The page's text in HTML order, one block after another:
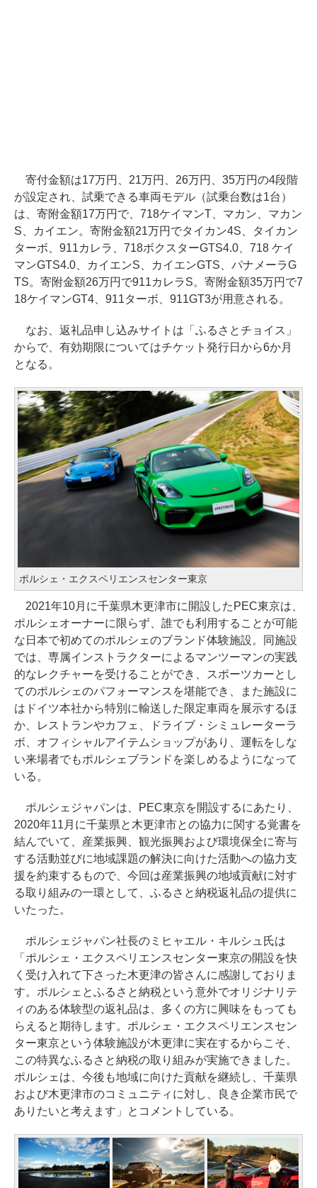
寄付金額は17万円、21万円、26万円、35万円の4段階
が設定され、試乗できる車両モデル（試乗台数は1台）
は、寄附金額17万円で、718ケイマンT、マカン、マカン
S、カイエン。寄附金額21万円でタイカン4S、タイカン
ターボ、911カレラ、718ボクスターGTS4.0、718 ケイ
マンGTS4.0、カイエンS、カイエンGTS、パナメーラG
TS。寄附金額26万円で911カレラS。寄附金額35万円で7
18ケイマンGT4、911ターボ、911GT3が用意される。
なお、返礼品申し込みサイトは「ふるさとチョイス」
からで、有効期限についてはチケット発行日から6か月
となる。
ポルシェ・エクスペリエンスセンター東京
2021年10月に千葉県木更津市に開設したPEC東京は、
ポルシェオーナーに限らず、誰でも利用することが可能
な日本で初めてのポルシェのブランド体験施設。同施設
では、専属インストラクターによるマンツーマンの実践
的なレクチャーを受けることができ、スポーツカーとし
てのポルシェのパフォーマンスを堪能でき、また施設に
はドイツ本社から特別に輸送した限定車両を展示するほ
か、レストランやカフェ、ドライブ・シミュレーターラ
ボ、オフィシャルアイテムショップがあり、運転をしな
い来場者でもポルシェブランドを楽しめるようになって
いる。
ポルシェジャパンは、PEC東京を開設するにあたり、
2020年11月に千葉県と木更津市との協力に関する覚書を
結んでいて、産業振興、観光振興および環境保全に寄与
する活動並びに地域課題の解決に向けた活動への協力支
援を約束するもので、今回は産業振興の地域貢献に対す
る取り組みの一環として、ふるさと納税返礼品の提供に
いたった。
ポルシェジャパン社長のミヒャエル・キルシュ氏は
「ポルシェ・エクスペリエンスセンター東京の開設を快
く受け入れて下さった木更津の皆さんに感謝しておりま
す。ポルシェとふるさと納税という意外でオリジナリテ
ィのある体験型の返礼品は、多くの方に興味をもっても
らえると期待します。ポルシェ・エクスペリエンスセン
ター東京という体験施設が木更津に実在するからこそ、
この特異なふるさと納税の取り組みが実施できました。
ポルシェは、今後も地域に向けた貢献を継続し、千葉県
および木更津市のコミュニティに対し、良き企業市民で
ありたいと考えます」とコメントしている。